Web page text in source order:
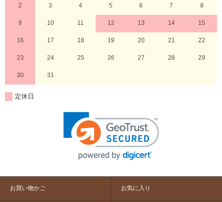
2 3 4 5 6 7 8
9 10 11 12 13 14 15
16 17 18 19 20 21 22
23 24 25 26 27 28 29
30 31
定休日
お買い物かご お気に入り